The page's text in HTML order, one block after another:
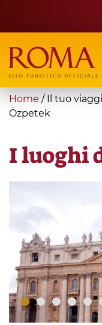
main
content
Search
form
Cerca
You
are
Home / Il tuo
Özpetek
I luoghi